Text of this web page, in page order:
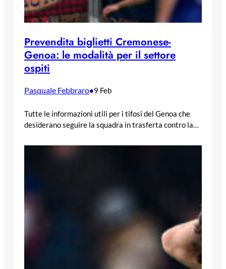
Prevendita biglietti Cremonese-
Genoa: le modalità per il settore
ospiti
Pasquale Febbraro•9 Feb
Tutte le informazioni utili per i tifosi del Genoa che
desiderano seguire la squadra in trasferta contro la…